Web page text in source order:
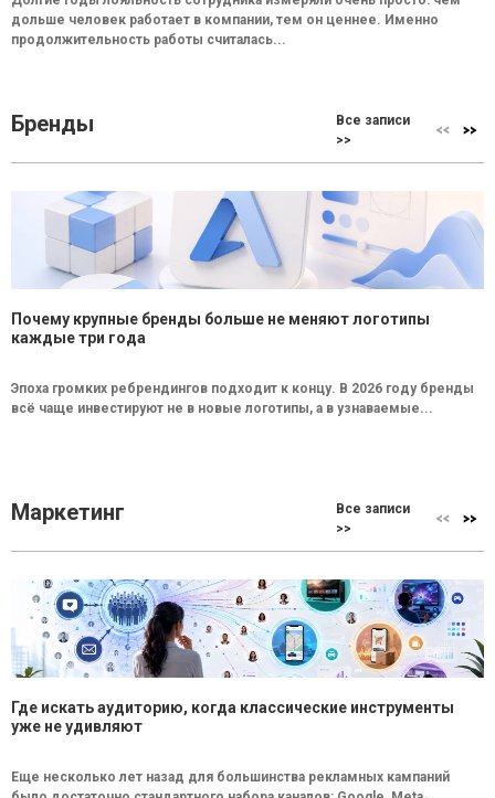
дольше человек работает в компании, тем он ценнее. Именно
продолжительность работы считалась...
Бренды
Все записи
>>
Почему крупные бренды больше не меняют логотипы
каждые три года
Эпоха громких ребрендингов подходит к концу. В 2026 году бренды
всё чаще инвестируют не в новые логотипы, а в узнаваемые...
Маркетинг
Все записи
>>
Где искать аудиторию, когда классические инструменты
уже не удивляют
Еще несколько лет назад для большинства рекламных кампаний